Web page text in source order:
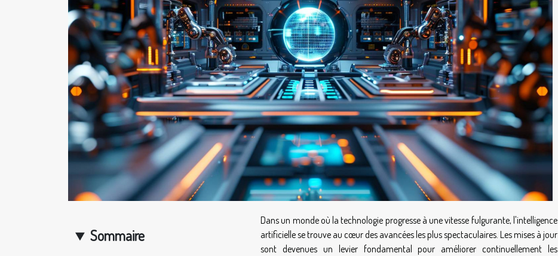
Sommaire
Dans un monde où la technologie progresse à une vitesse fulgurante, l'intelligence
artificielle se trouve au cœur des avancées les plus spectaculaires. Les mises à jour
sont devenues un levier fondamental pour améliorer continuellement les